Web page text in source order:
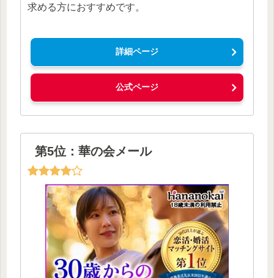
求める方におすすめです。
詳細ページ
公式ページ
第5位：華の会メール